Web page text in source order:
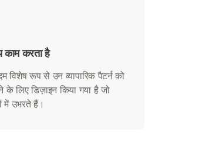
काम करता है
विशेष रूप से उन व्यापारिक पैटर्न को
के लिए डिज़ाइन किया गया है जो
में उभरते हैं।